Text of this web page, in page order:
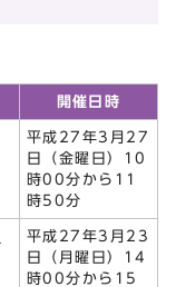
開催日時
平成27年3月27
日（金曜日）10
時00分から11
時50分
平成27年3月23
日（月曜日）14
時00分から15